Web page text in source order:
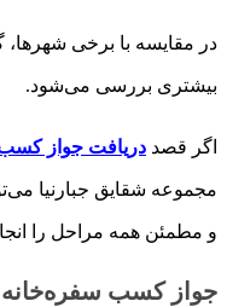
در مقایسه با برخی شهرها،
بیشتری بررسی می‌شود.
اگر قصد دریافت جواز
مجموعه شقایق جبارنیا
و مطمئن همه مراحل را
جواز کسب سفره‌خانه